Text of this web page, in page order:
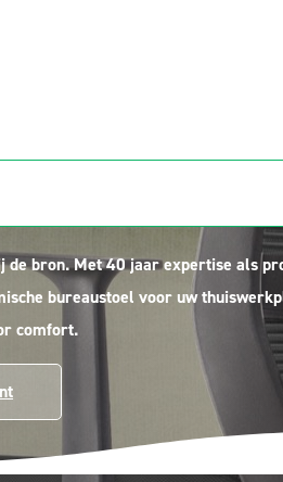
de bron. Met 40 jaar expertise als
bureaustoel voor uw
comfort.